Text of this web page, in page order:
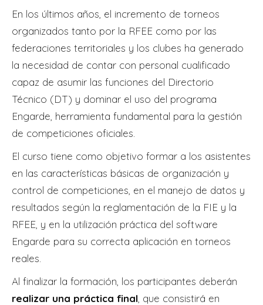
En los últimos años, el incremento de torneos
organizados tanto por la RFEE como por las
federaciones territoriales y los clubes ha generado
la necesidad de contar con personal cualificado
capaz de asumir las funciones del Directorio
Técnico (DT) y dominar el uso del programa
Engarde, herramienta fundamental para la gestión
de competiciones oficiales.
El curso tiene como objetivo formar a los asistentes
en las características básicas de organización y
control de competiciones, en el manejo de datos y
resultados según la reglamentación de la FIE y la
RFEE, y en la utilización práctica del software
Engarde para su correcta aplicación en torneos
reales.
Al finalizar la formación, los participantes deberán
realizar una práctica final , que consistirá en